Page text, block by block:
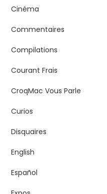
Cinéma
Commentaires
Compilations
Courant Frais
CroqMac Vous Parle
Curios
Disquaires
English
Español